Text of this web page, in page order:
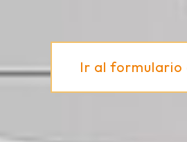
Ir al